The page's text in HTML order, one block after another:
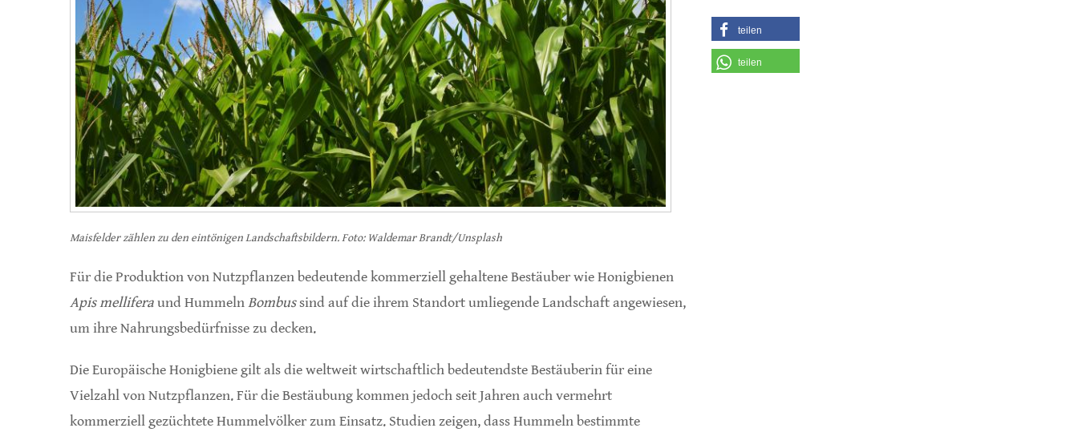
Maisfelder zählen zu den eintönigen Landschaftsbildern. Foto: Waldemar Brandt/Unsplash
Für die Produktion von Nutzpflanzen bedeutende kommerziell gehaltene Bestäuber wie Honigbienen
Apis melliferaund HummelnBombussind auf die ihrem Standort umliegende Landschaft angewiesen,
um ihre Nahrungsbedürfnisse zu decken.
Die Europäische Honigbiene gilt als die weltweit wirtschaftlich bedeutendste Bestäuberin für eine
Vielzahl von Nutzpflanzen. Für die Bestäubung kommen jedoch seit Jahren auch vermehrt
kommerziell gezüchtete Hummelvölker zum Einsatz. Studien zeigen, dass Hummeln bestimmte
teilen
teilen